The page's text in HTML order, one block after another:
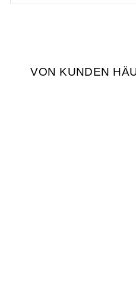
VON KUNDEN